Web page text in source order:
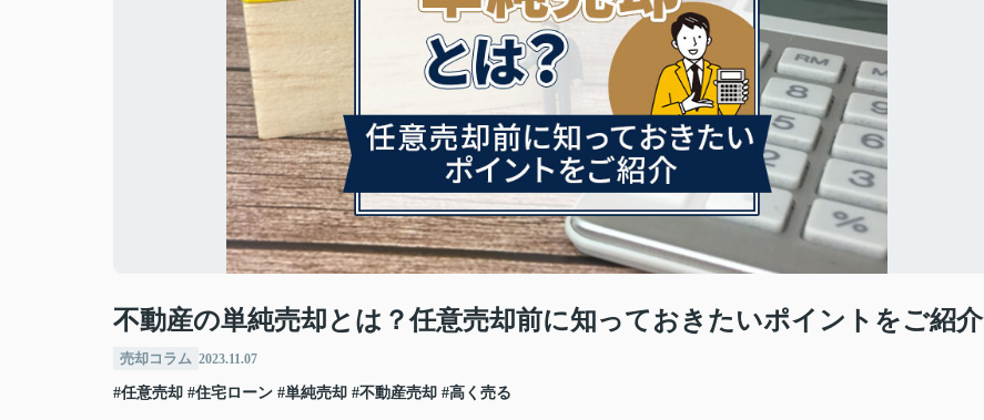
不動産の単純売却とは？任意売却前に知っておきたいポイントをご紹介
売却コラム 2023.11.07
#任意売却 #住宅ローン #単純売却 #不動産売却 #高く売る